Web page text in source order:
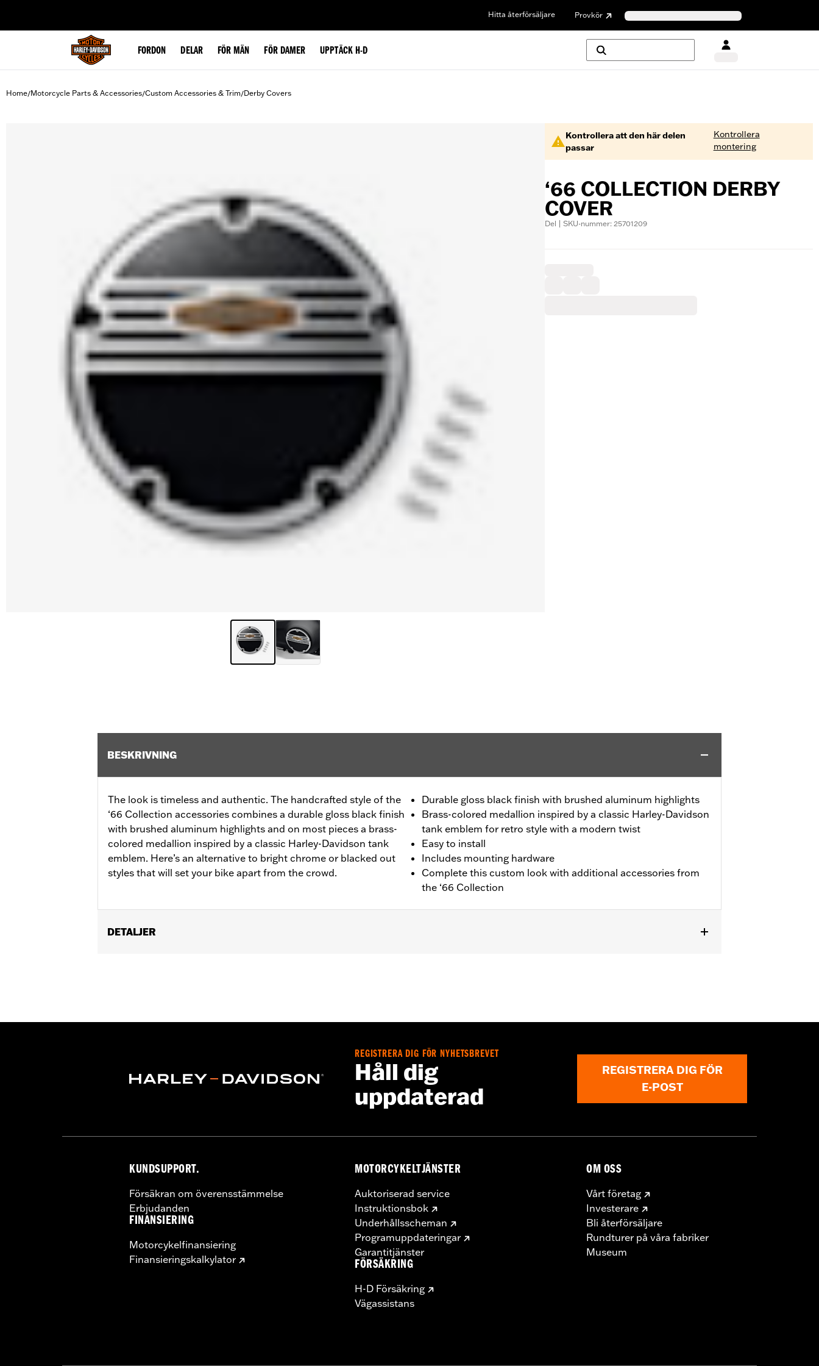
Hitta återförsäljare Provkör
FORDON DELAR FÖR MÄN FÖR DAMER UPPTÄCK H-D
Home/Motorcycle Parts & Accessories/Custom Accessories & Trim/Derby Covers
Kontrollera att den här delen
passar
Kontrollera
montering
‘66 COLLECTION DERBY
COVER
Del | SKU-nummer: 25701209
BESKRIVNING
The look is timeless and authentic. The handcrafted style of the
‘66 Collection accessories combines a durable gloss black finish
with brushed aluminum highlights and on most pieces a brass-
colored medallion inspired by a classic Harley-Davidson tank
emblem. Here’s an alternative to bright chrome or blacked out
styles that will set your bike apart from the crowd.
Durable gloss black finish with brushed aluminum highlights
Brass-colored medallion inspired by a classic Harley-Davidson
tank emblem for retro style with a modern twist
Easy to install
Includes mounting hardware
Complete this custom look with additional accessories from
the ‘66 Collection
DETALJER
Sold In Units:Each
Removing and installing engine covers may require purchase of new gaskets. See dealer for information.
REGISTRERA DIG FÖR NYHETSBREVET
Håll dig
uppdaterad
REGISTRERA DIG FÖR
E-POST
KUNDSUPPORT.
Försäkran om överensstämmelse
Erbjudanden
FINANSIERING
Motorcykelfinansiering
Finansieringskalkylator
MOTORCYKELTJÄNSTER
Auktoriserad service
Instruktionsbok
Underhållsscheman
Programuppdateringar
Garantitjänster
FÖRSÄKRING
H-D Försäkring
Vägassistans
OM OSS
Vårt företag
Investerare
Bli återförsäljare
Rundturer på våra fabriker
Museum